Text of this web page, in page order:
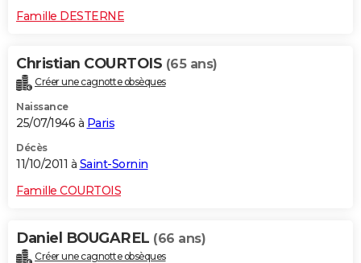
Famille DESTERNE
Christian COURTOIS (65 ans)
Créer une cagnotte obsèques
Naissance
25/07/1946 à Paris
Décès
11/10/2011 à Saint-Sornin
Famille COURTOIS
Daniel BOUGAREL (66 ans)
Créer une cagnotte obsèques